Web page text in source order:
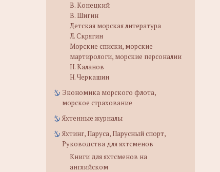
В. Конецкий
В. Шигин
Детская морская литература
Л. Скрягин
Морские списки, морские
мартирологи, морские персоналии
Н. Каланов
Н. Черкашин
Экономика морского флота,
морское страхование
Яхтенные журналы
Яхтинг, Паруса, Парусный спорт,
Руководства для яхтсменов
Книги для яхтсменов на
английском